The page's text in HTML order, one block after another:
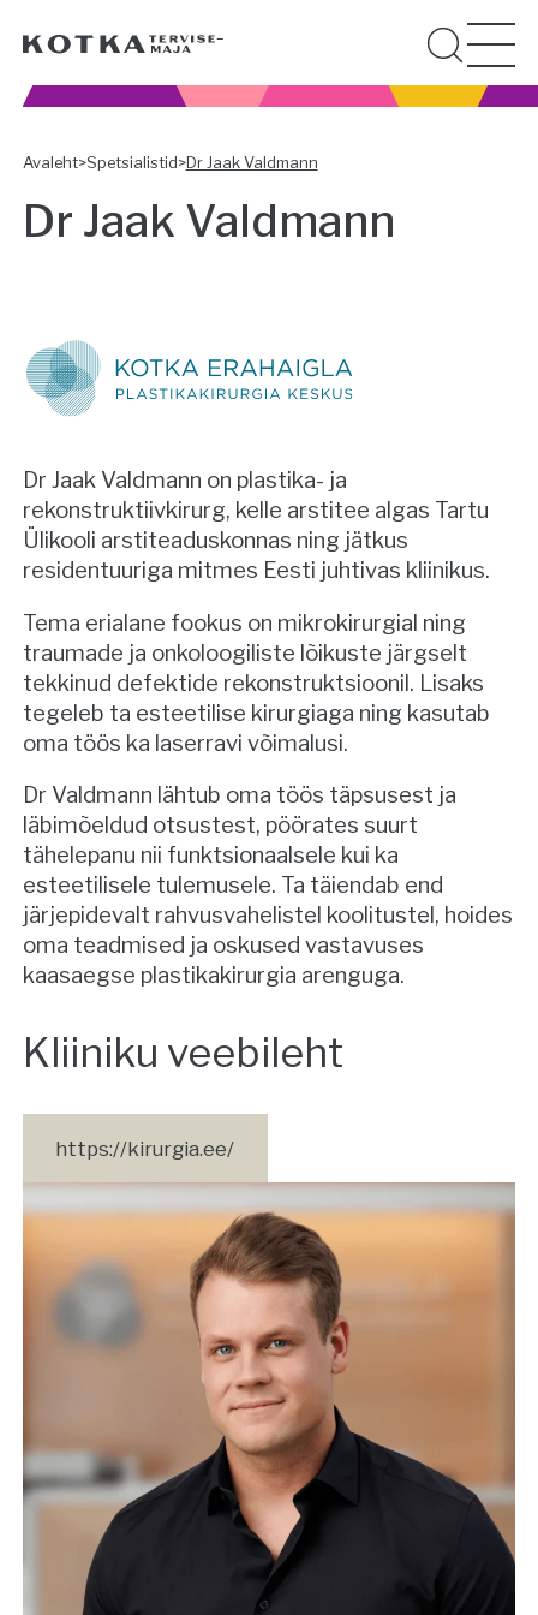
Avaleht>Spetsialistid>Dr Jaak Valdmann
Dr Jaak Valdmann
Dr Jaak Valdmann on plastika- ja
rekonstruktiivkirurg, kelle arstitee algas Tartu
Ülikooli arstiteaduskonnas ning jätkus
residentuuriga mitmes Eesti juhtivas kliinikus.
Tema erialane fookus on mikrokirurgial ning
traumade ja onkoloogiliste lõikuste järgselt
tekkinud defektide rekonstruktsioonil. Lisaks
tegeleb ta esteetilise kirurgiaga ning kasutab
oma töös ka laserravi võimalusi.
Dr Valdmann lähtub oma töös täpsusest ja
läbimõeldud otsustest, pöörates suurt
tähelepanu nii funktsionaalsele kui ka
esteetilisele tulemusele. Ta täiendab end
järjepidevalt rahvusvahelistel koolitustel, hoides
oma teadmised ja oskused vastavuses
kaasaegse plastikakirurgia arenguga.
Kliiniku veebileht
https://kirurgia.ee/